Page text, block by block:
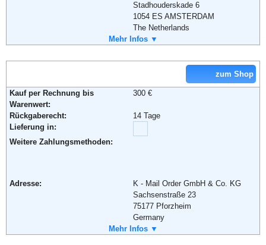
Stadhouderskade 6
1054 ES AMSTERDAM
The Netherlands
+49 (0) 180 - 570 80 01
Email:
service@de.tommy.com
Weiterführende Informationen: AGB
Mehr Infos ▼
zum Shop
Kauf per Rechnung bis
Warenwert:
300 €
Rückgaberecht:
14 Tage
Lieferung in:
Weitere Zahlungsmethoden:
Adresse:
K - Mail Order GmbH & Co. KG
Sachsenstraße 23
75177 Pforzheim
Germany
+49 (0) 180 - 54 200
Mehr Infos ▼